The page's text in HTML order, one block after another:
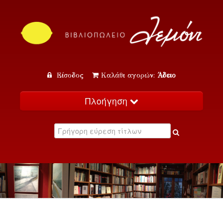
Είσοδος Καλάθι αγορών: Άδειο
Πλοήγηση
Κατάλογος
Εκδηλώσεις
Επικοινωνία